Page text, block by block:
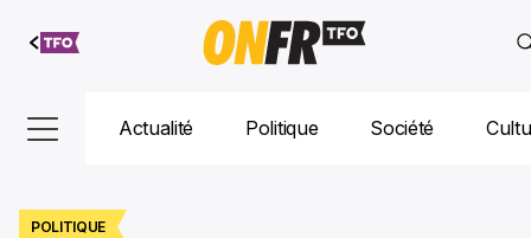
Aller au
contenu
Actualité Politique Société
POLITIQUE